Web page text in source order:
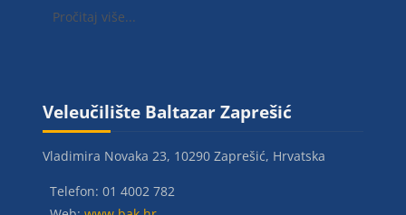
Pročitaj više...
Blokovi
Veleučilište Baltazar Zaprešić
Vladimira Novaka 23, 10290 Zaprešić, Hrvatska
Telefon: 01 4002 782